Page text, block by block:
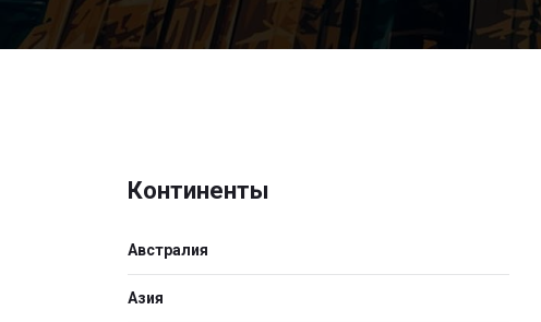
Континенты
Австралия
Азия